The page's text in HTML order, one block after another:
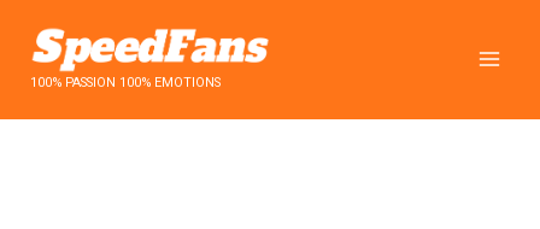
contenu100% PASSION 100% EMOTIONS